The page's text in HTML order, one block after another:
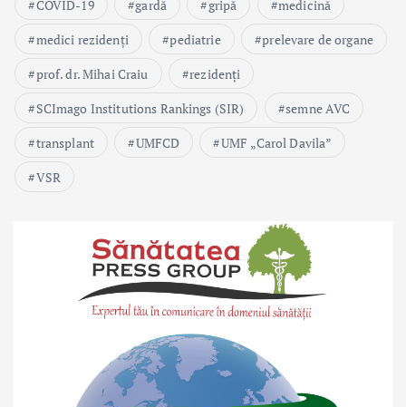
COVID-19 gardă gripă
medicină
medici rezidenți
pediatrie
prelevare de organe
prof. dr. Mihai Craiu
rezidenți
SCImago Institutions Rankings (SIR)
semne AVC
transplant
UMFCD
UMF „Carol Davila”
VSR